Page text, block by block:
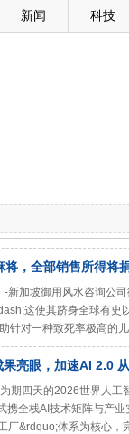
新闻 科技
，全部销售所得将
加坡御用风水咨询公
这使其跻身全球有
针对一种致死率极高的
亮眼，加速AI 2.0
期四天的2026世界人工
携全栈AI技术矩阵与产
厂&rdquo;体系为核心，